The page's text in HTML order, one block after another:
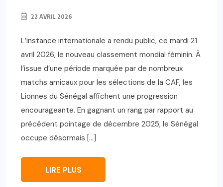
22 AVRIL 2026
L’instance internationale a rendu public, ce mardi 21
avril 2026, le nouveau classement mondial féminin. À
l’issue d’une période marquée par de nombreux
matchs amicaux pour les sélections de la CAF, les
Lionnes du Sénégal affichent une progression
encourageante. En gagnant un rang par rapport au
précédent pointage de décembre 2025, le Sénégal
occupe désormais […]
LIRE PLUS